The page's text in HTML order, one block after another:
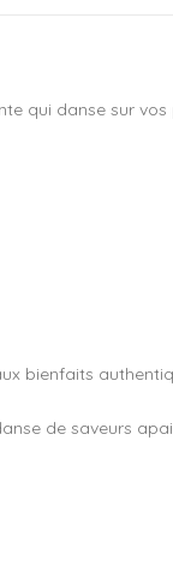
qui danse sur
bienfaits
de saveurs